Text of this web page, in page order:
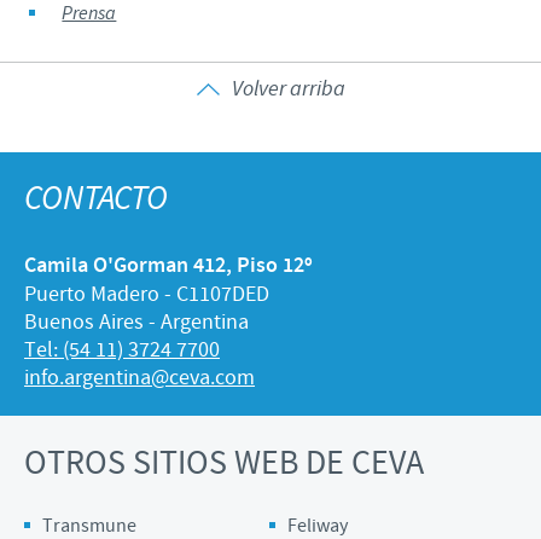
Prensa
Volver arriba
CONTACTO
Camila O'Gorman 412, Piso 12º
Puerto Madero - C1107DED
Buenos Aires - Argentina
Tel: (54 11) 3724 7700
info.argentina@ceva.com
OTROS SITIOS WEB DE CEVA
Transmune
Feliway